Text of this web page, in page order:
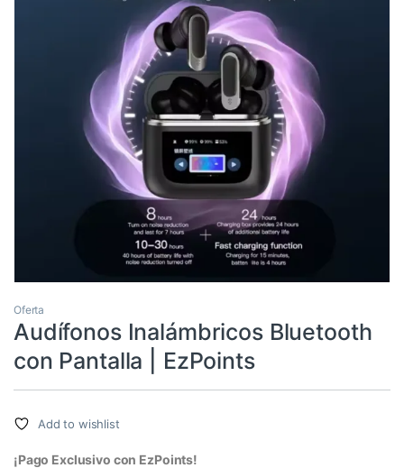
Oferta
Audífonos Inalámbricos Bluetooth
con Pantalla | EzPoints
Add to wishlist
¡Pago Exclusivo con EzPoints!